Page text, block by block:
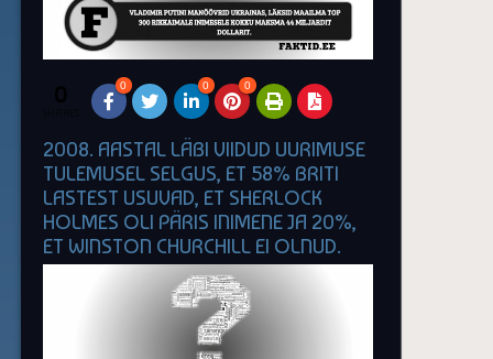
0 0 0 0
2008. AASTAL LÄBI VIIDUD UURIMUSE
TULEMUSEL SELGUS, ET 58% BRITI
LASTEST USUVAD, ET SHERLOCK
HOLMES OLI PÄRIS INIMENE JA 20%,
ET WINSTON CHURCHILL EI OLNUD.